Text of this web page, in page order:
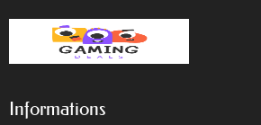
Informations